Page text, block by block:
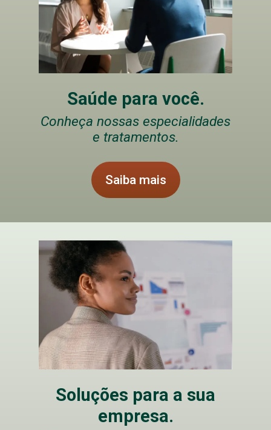
Saúde para você.
Conheça nossas especialidades
e tratamentos.
Saiba mais
Soluções para a sua
empresa.